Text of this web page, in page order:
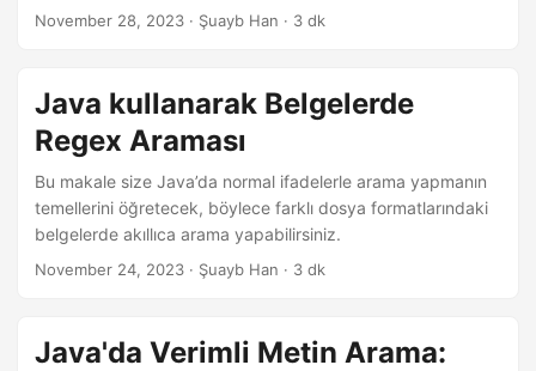
getirebileceğimizi keşfedelim.
November 28, 2023 · Şuayb Han · 3 dk
Java kullanarak Belgelerde
Regex Araması
Bu makale size Java’da normal ifadelerle arama yapmanın
temellerini öğretecek, böylece farklı dosya formatlarındaki
belgelerde akıllıca arama yapabilirsiniz.
November 24, 2023 · Şuayb Han · 3 dk
Java'da Verimli Metin Arama: